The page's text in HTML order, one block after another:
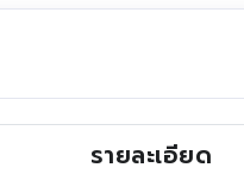
รายละเอียด